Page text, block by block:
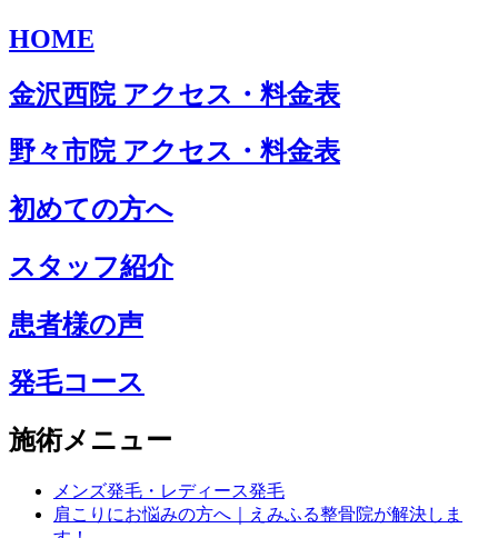
HOME
金沢西院 アクセス・料金表
野々市院 アクセス・料金表
初めての方へ
スタッフ紹介
患者様の声
発毛コース
施術メニュー
メンズ発毛・レディース発毛
肩こりにお悩みの方へ｜えみふる整骨院が解決しま